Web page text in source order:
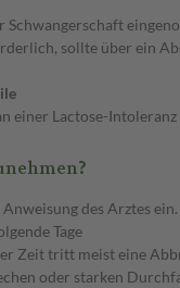
sollte über ein
einer Lactose-
des Arztes
Tage
Zeit tritt meist eine
oder starken